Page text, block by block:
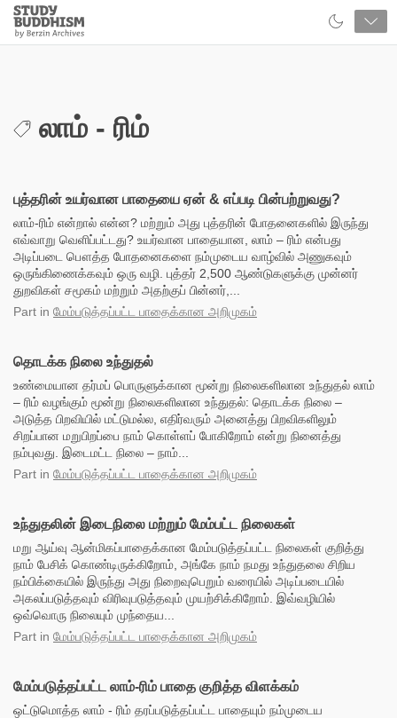
Close
Study
Buddhism
லாம் - ரிம்
புத்தரின் உயர்வான பாதையை ஏன் & எப்படி பின்பற்றுவது?
லாம்-ரிம் என்றால் என்ன? மற்றும் அது புத்தரின் போதனைகளில் இருந்து
எவ்வாறு வெளிப்பட்டது? உயர்வான பாதையான, லாம் – ரிம் என்பது
அடிப்படை பௌத்த போதனைகளை நம்முடைய வாழ்வில் அணுகவும்
ஒருங்கிணைக்கவும் ஒரு வழி. புத்தர் 2,500 ஆண்டுகளுக்கு முன்னர்
துறவிகள் சமூகம் மற்றும் அதற்குப் பின்னர்,...
Part in மேம்படுத்தப்பட்ட பாதைக்கான அறிமுகம்
தொடக்க நிலை உந்துதல்
உண்மையான தர்மப் பொருளுக்கான மூன்று நிலைகளிலான உந்துதல் லாம்
– ரிம் வழங்கும் மூன்று நிலைகளிலான உந்துதல்: தொடக்க நிலை –
அடுத்த பிறவியில் மட்டுமல்ல, எதிர்வரும் அனைத்து பிறவிகளிலும்
சிறப்பான மறுபிறப்பை நாம் கொள்ளப் போகிறோம் என்று நினைத்து
நம்புவது. இடைமட்ட நிலை – நாம்...
Part in மேம்படுத்தப்பட்ட பாதைக்கான அறிமுகம்
உந்துதலின் இடைநிலை மற்றும் மேம்பட்ட நிலைகள்
மறு ஆய்வு ஆன்மிகப்பாதைக்கான மேம்படுத்தப்பட்ட நிலைகள் குறித்து
நாம் பேசிக் கொண்டிருக்கிறோம், அங்கே நாம் நமது உந்துதலை சிறிய
நம்பிக்கையில் இருந்து அது நிறைவுபெறும் வரையில் அடிப்படையில்
அகலப்படுத்தவும் விரிவுபடுத்தவும் முயற்சிக்கிறோம். இவ்வழியில்
ஒவ்வொரு நிலையும் முந்தைய...
Part in மேம்படுத்தப்பட்ட பாதைக்கான அறிமுகம்
மேம்படுத்தப்பட்ட லாம்-ரிம் பாதை குறித்த விளக்கம்
ஒட்டுமொத்த லாம் - ரிம் தரப்படுத்தப்பட்ட பாதையும் நம்முடைய